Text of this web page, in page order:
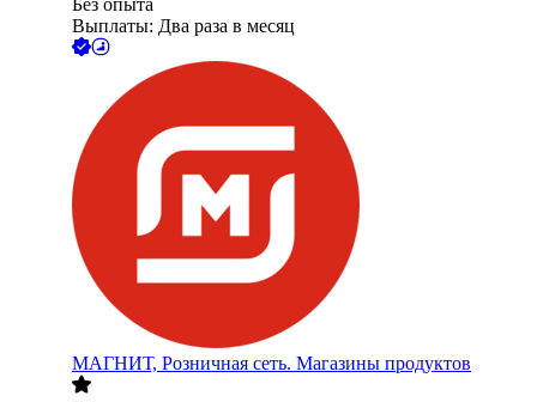
Без опыта
Выплаты: Два раза в месяц
МАГНИТ, Розничная сеть. Магазины продуктов